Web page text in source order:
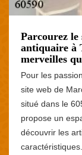
Parcourez
antiquaire à
merveilles
Pour les
site web de
situé dans le
propose un
découvrir les